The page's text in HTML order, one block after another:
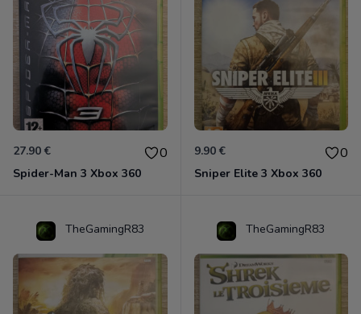
27.90 € 0
Spider-Man 3 Xbox 360
9.90 € 0
Sniper Elite 3 Xbox 360
TheGamingR83 TheGamingR83